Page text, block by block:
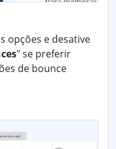
opções e desative
" se preferir
de bounce